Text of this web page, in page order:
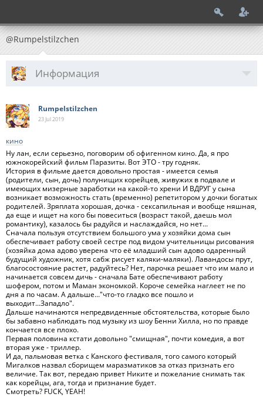
@Rumpelstilzchen
Информация
Rumpelstilzchen
23 Jul2019
кино
Ну лан, если серьезно, поговорим об офигенном кино. Да, я про
южнокорейский фильм Паразиты. Вот ЭТО - тру годняк.
История в фильме дается довольно простая - имеется семья
(родители, сын, дочь) полунищих корейцев, живужих в подвале и
имеющих мизерные заработки на какой-то хрени И ВДРУГ у сына
возникает возможность стать (временно) репетитором у дочки богатых
родителей. Зряплата хорошая, дочка - сексапильная и вообще няшная,
да еще и ищет на кого бы повеситься (возраст такой, даешь мол
романтику), казалось бы радуйся и наслаждайся, но нет...
Сначала пользуя отсутствием большого ума у хозяйки дома сын
обеспечивает работу своей сестре под видом учительницы рисования
(хозяйка дома адово уверена что её младший сын адово одаренный
будущий художник, хотя сабж рисует каляки-маляки). Лавандосы прут,
благосостояние растет, радуйтесь? Нет, парочка решает что им мало и
начинается совсем дичь - сначала Бате обеспечивают работу
шофером, потом и Маман экономкой. Короче семейка наглеет не по
дня а по часам. А дальше..."что-то гладко все пошло и
выходит...Западло".
Дальше начинаются непредвиденные обстоятельства, которые было
бы забавно наблюдать под музыку из шоу Бенни Хилла, но по правде
кончается все плохо.
Первая половина кстати довольно "смищная", почти комедия, а вот
вторая уже - триллер.
И да, пальмовая ветка с Канского фестиваля, того самого который
Мигалков назвал сборищем маразматиков за отказ признать его
величие. Так вот, передаю привет Никите и пожелание снимать так
как корейцы, ага, тогда и признание будет.
Смотреть? FUCK, YEAH!